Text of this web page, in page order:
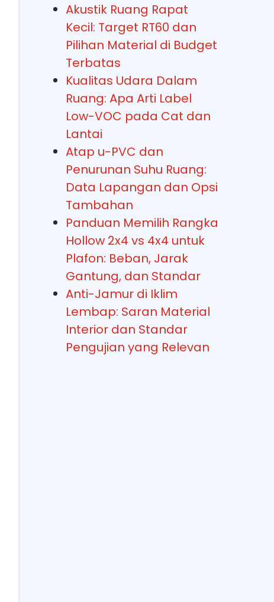
Akustik Ruang Rapat
Kecil: Target RT60 dan
Pilihan Material di Budget
Terbatas
Kualitas Udara Dalam
Ruang: Apa Arti Label
Low-VOC pada Cat dan
Lantai
Atap u-PVC dan
Penurunan Suhu Ruang:
Data Lapangan dan Opsi
Tambahan
Panduan Memilih Rangka
Hollow 2x4 vs 4x4 untuk
Plafon: Beban, Jarak
Gantung, dan Standar
Anti-Jamur di Iklim
Lembap: Saran Material
Interior dan Standar
Pengujian yang Relevan